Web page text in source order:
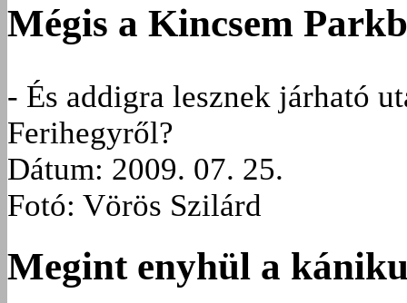
Mégis a Kincsem
- És addigra lesznek járható
Ferihegyről?
Dátum: 2009. 07. 25.
Fotó: Vörös Szilárd
Megint enyhül a